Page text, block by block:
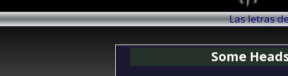
Las letras
Some